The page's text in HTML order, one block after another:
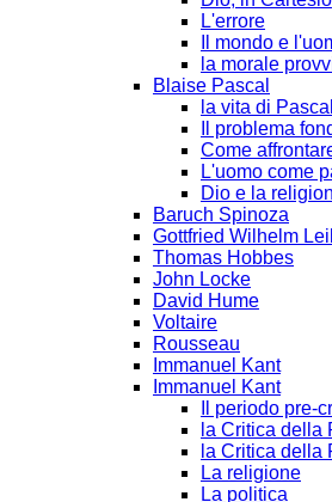
L'errore
Il mondo e
la morale
Blaise Pascal
la vita di Pascal
Il problema
Come
L'uomo come
Dio e la
Baruch Spinoza
Gottfried Wilhelm
Thomas Hobbes
John Locke
David Hume
Voltaire
Rousseau
Immanuel Kant
Immanuel Kant
Il periodo pre-
la Critica della
la Critica della
La religione
La politica